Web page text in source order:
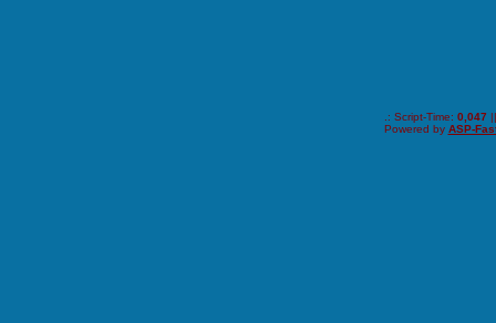
.: Script-Time: 0,047
Powered by ASP-